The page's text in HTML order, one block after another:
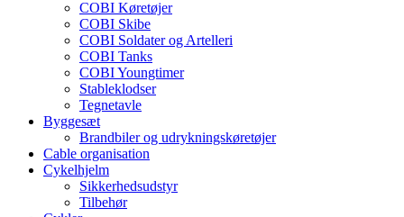
COBI Køretøjer
COBI Skibe
COBI Soldater og Artelleri
COBI Tanks
COBI Youngtimer
Stableklodser
Tegnetavle
Byggesæt
Brandbiler og udrykningskøretøjer
Cable organisation
Cykelhjelm
Sikkerhedsudstyr
Tilbehør